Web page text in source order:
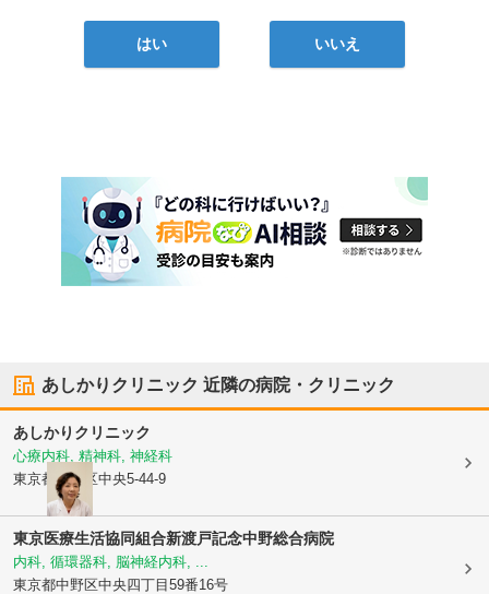
はい いいえ
あしかりクリニック 近隣の病院・クリニック
あしかりクリニック
心療内科, 精神科, 神経科
東京都中野区中央5-44-9
東京医療生活協同組合新渡戸記念中野総合病院
内科, 循環器科, 脳神経内科, ...
東京都中野区中央四丁目59番16号